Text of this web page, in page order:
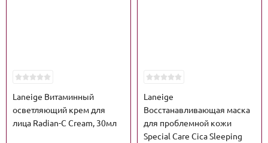
Laneige Витаминный
осветляющий крем для
лица Radian-C Cream, 30мл
Laneige
Восстанавливающая маска
для проблемной кожи
Special Care Cica Sleeping